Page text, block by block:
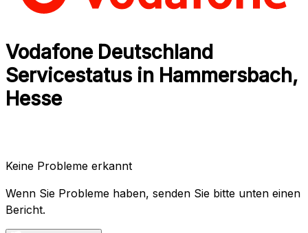
Vodafone Deutschland
Servicestatus in Hammersbach,
Hesse
Keine Probleme erkannt
Wenn Sie Probleme haben, senden Sie bitte unten einen
Bericht.